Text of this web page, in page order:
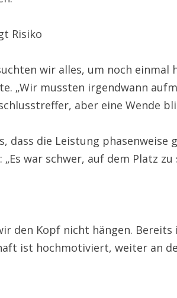
Risiko
wir alles, um noch
„Wir mussten irgendwann
aber eine Wende
dass die Leistung
war schwer, auf dem Platz
den Kopf nicht hängen.
ist hochmotiviert, weiter an